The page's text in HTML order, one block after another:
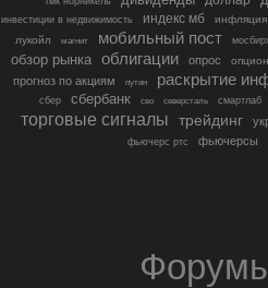
инвестиции в недвижимость индекс мб
инфляция
лукойл
магнит мобильный пост
обзор рынка облигации опрос
прогноз по акциям путин раскрытие
сбер сбербанк сво северсталь смартлаб
торговые сигналы трейдинг
фьючерс ртс фьючерсы